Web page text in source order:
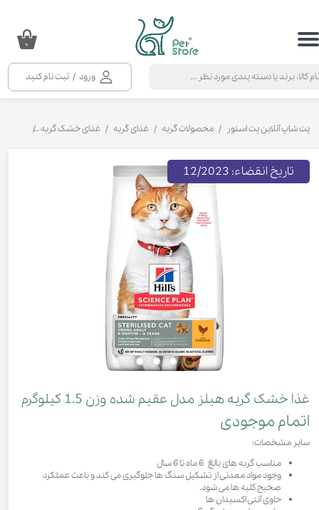
ورود / ثبت نام کنید
حساب کاربری من
خروج از حساب کاربری
۰
پت شاپ آنلاین پت استور محصولات گربه غذای گربه غذای خشک گربه
غذا خشک گربه هیلز مدل عقیم شده وزن 1.5 کیلوگرم
اتمام موجودی
سایر مشخصات:
مناسب گربه های بالغ 6 ماه تا 6 سال
وجود مواد معدنی از تشکیل سنگ ها جلوگیری می کند و باعث عملکرد
صحیح کلیه ها می شود.
حاوی آنتی اکسیدان ها
تاریخ انقضاء: 12/2023